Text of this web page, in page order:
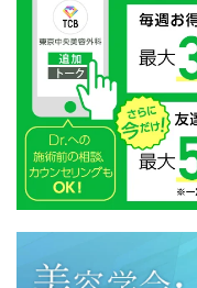
・Cookie等の技術
関する情報の収集、
・閲覧記録等から
の広告に利用するた
・お問い合わせ又は
め
・患者様のサービス
・広告、宣伝、マー